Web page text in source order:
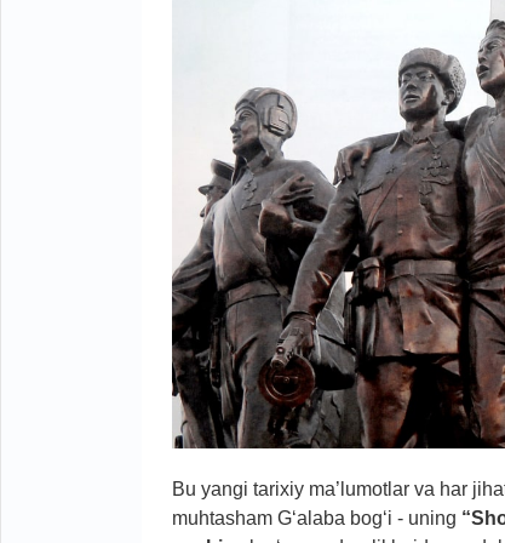
Bu yangi tarixiy ma’lumotlar va har
muhtasham G‘alaba bog‘i - uning